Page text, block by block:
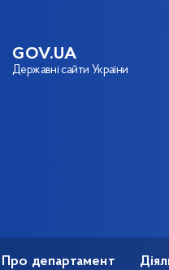
GOV.UA
Державні сайти України
Про департамент